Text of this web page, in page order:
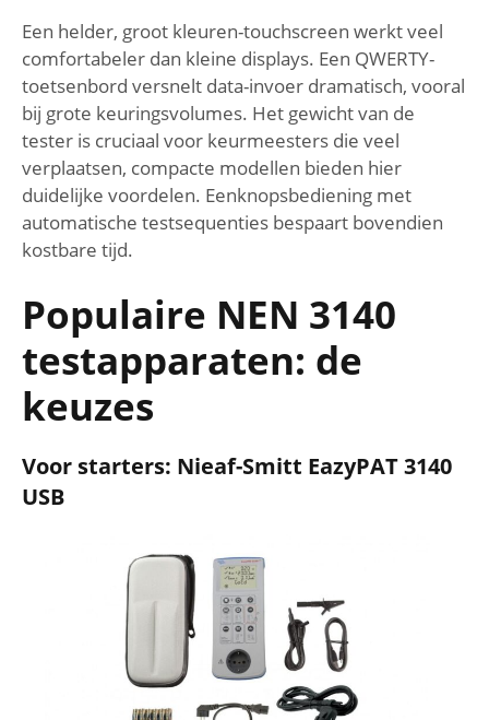
Een helder, groot kleuren-touchscreen werkt veel
comfortabeler dan kleine displays. Een QWERTY-
toetsenbord versnelt data-invoer dramatisch, vooral
bij grote keuringsvolumes. Het gewicht van de
tester is cruciaal voor keurmeesters die veel
verplaatsen, compacte modellen bieden hier
duidelijke voordelen. Eenknopsbediening met
automatische testsequenties bespaart bovendien
kostbare tijd.
Populaire NEN 3140
testapparaten: de
keuzes
Voor starters: Nieaf-Smitt EazyPAT 3140
USB